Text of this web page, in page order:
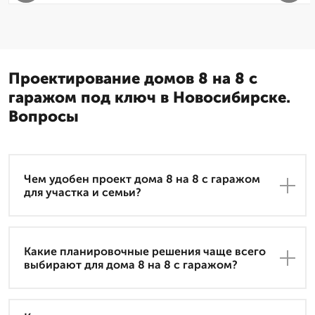
Проектирование домов 8 на 8 с
гаражом под ключ в Новосибирске.
Вопросы
Чем удобен проект дома 8 на 8 с гаражом
для участка и семьи?
Какие планировочные решения чаще всего
выбирают для дома 8 на 8 с гаражом?